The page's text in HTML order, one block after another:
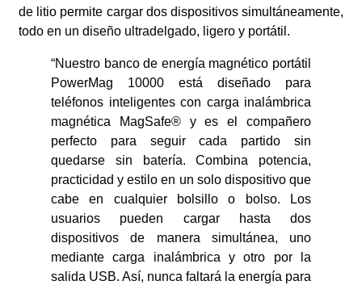
de litio permite cargar dos dispositivos simultáneamente,
todo en un diseño ultradelgado, ligero y portátil.
“Nuestro banco de energía magnético portátil
PowerMag 10000 está diseñado para
teléfonos inteligentes con carga inalámbrica
magnética MagSafe® y es el compañero
perfecto para seguir cada partido sin
quedarse sin batería. Combina potencia,
practicidad y estilo en un solo dispositivo que
cabe en cualquier bolsillo o bolso. Los
usuarios pueden cargar hasta dos
dispositivos de manera simultánea, uno
mediante carga inalámbrica y otro por la
salida USB. Así, nunca faltará la energía para